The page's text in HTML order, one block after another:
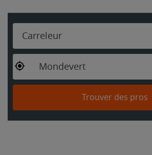
Carreleur
Mondevert
Trouver des pros